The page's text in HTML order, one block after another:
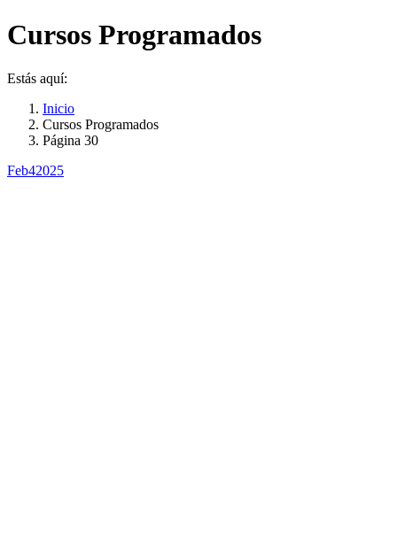
Cursos Programados
Estás aquí:
Inicio
Cursos Programados
Página 30
Feb42025